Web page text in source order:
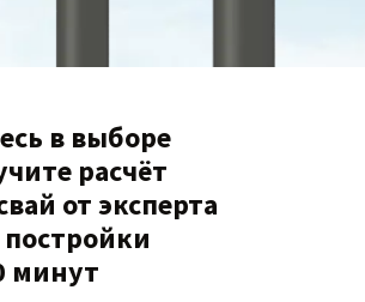
в выборе
расчёт
от эксперта
минут